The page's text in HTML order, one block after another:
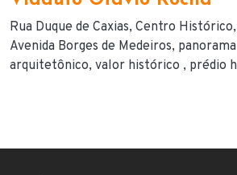
Rua Duque de Caxias Centro Histórico
Avenida Borges de Medeiros
arquitetônico valor histórico prédio